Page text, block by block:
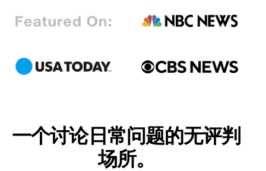
一个讨论日常问题的无评判
场所。